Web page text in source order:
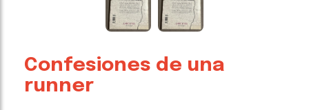
Confesiones de una
runner